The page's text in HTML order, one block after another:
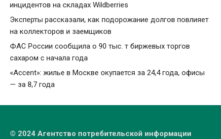
инцидентов на складах Wildberries
Эксперты рассказали, как подорожание долгов повлияет
на коллекторов и заемщиков
ФАС России сообщила о 90 тыс. т биржевых торгов
сахаром с начала года
«Accent»: жилье в Москве окупается за 24,4 года, офисы
— за 8,7 года
© 2024 Агентство потребительской информации